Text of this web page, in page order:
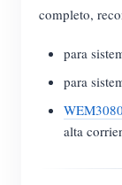
completo,
para
para
alta